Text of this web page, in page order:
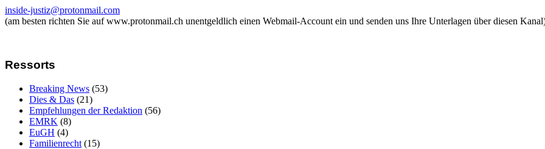
inside-justiz@protonmail.com
(am besten richten Sie auf www.protonmail.ch unentgeldlich einen Webmail-Account ein und senden uns Ihre Unterlagen über diesen
Ressorts
Breaking News (53)
Dies & Das (21)
Empfehlungen der Redaktion (56)
EMRK (8)
EuGH (4)
Familienrecht (15)